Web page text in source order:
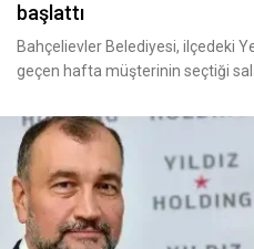
başlattı
Bahçelievler Belediyesi, ilçedeki
geçen hafta müşterinin seçtiği